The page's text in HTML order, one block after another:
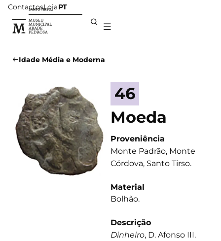
ContactosLojaPT
Idade Média e Moderna
46
Moeda
Proveniência
Monte Padrão, Monte
Córdova, Santo Tirso.
Material
Bolhão.
Descrição
Dinheiro, D. Afonso III.